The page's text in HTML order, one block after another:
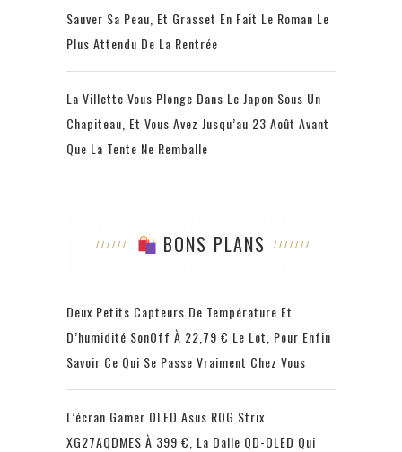
Sauver Sa Peau, Et Grasset En Fait Le Roman Le
Plus Attendu De La Rentrée
La Villette Vous Plonge Dans Le Japon Sous Un
Chapiteau, Et Vous Avez Jusqu’au 23 Août Avant
Que La Tente Ne Remballe
BONS PLANS
Deux Petits Capteurs De Température Et
D’humidité SonOff À 22,79 € Le Lot, Pour Enfin
Savoir Ce Qui Se Passe Vraiment Chez Vous
L’écran Gamer OLED Asus ROG Strix
XG27AQDMES À 399 €, La Dalle QD-OLED Qui